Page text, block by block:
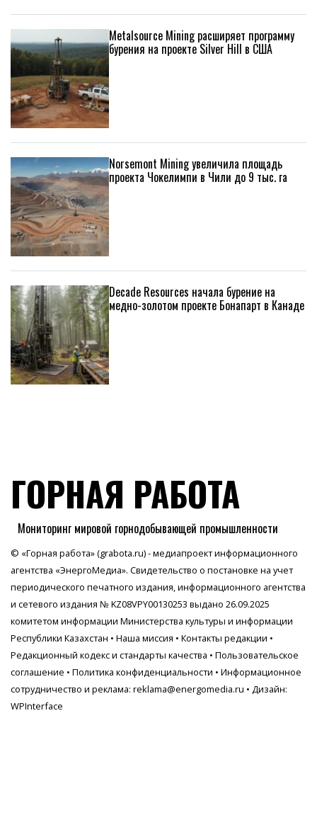
Metalsource Mining расширяет программу
бурения на проекте Silver Hill в США
Norsemont Mining увеличила площадь
проекта Чокелимпи в Чили до 9 тыс. га
Decade Resources начала бурение на
медно-золотом проекте Бонапарт в Канаде
ГОРНАЯ РАБОТА
Мониторинг мировой горнодобывающей промышленности
© «Горная работа» (grabota.ru) - медиапроект информационного
агентства «ЭнергоМедиа». Свидетельство о постановке на учет
периодического печатного издания, информационного агентства
и сетевого издания № KZ08VPY00130253 выдано 26.09.2025
комитетом информации Министерства культуры и информации
Республики Казахстан • Наша миссия • Контакты редакции •
Редакционный кодекс и стандарты качества • Пользовательское
соглашение • Политика конфиденциальности • Информационное
сотрудничество и реклама: reklama@energomedia.ru • Дизайн:
WPInterface